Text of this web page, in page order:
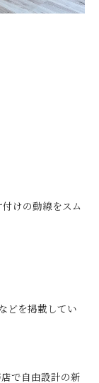
けの動線をスム
どを掲載してい
で自由設計の新